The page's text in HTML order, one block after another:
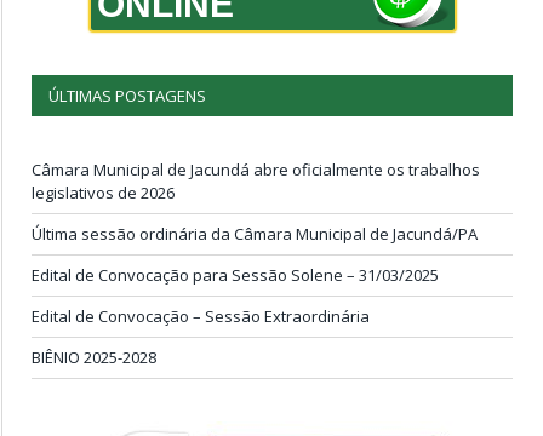
ÚLTIMAS POSTAGENS
Câmara Municipal de Jacundá abre oficialmente os trabalhos
legislativos de 2026
Última sessão ordinária da Câmara Municipal de Jacundá/PA
Edital de Convocação para Sessão Solene – 31/03/2025
Edital de Convocação – Sessão Extraordinária
BIÊNIO 2025-2028